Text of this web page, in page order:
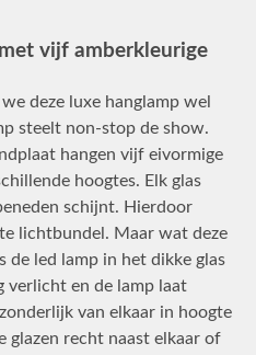
vijf amberkleurige
deze luxe hanglamp wel
steelt non-stop de show.
hangen vijf eivormige
hoogtes. Elk glas
schijnt. Hierdoor
lichtbundel. Maar wat deze
de led lamp in het dikke glas
verlicht en de lamp laat
van elkaar in hoogte
glazen recht naast elkaar of